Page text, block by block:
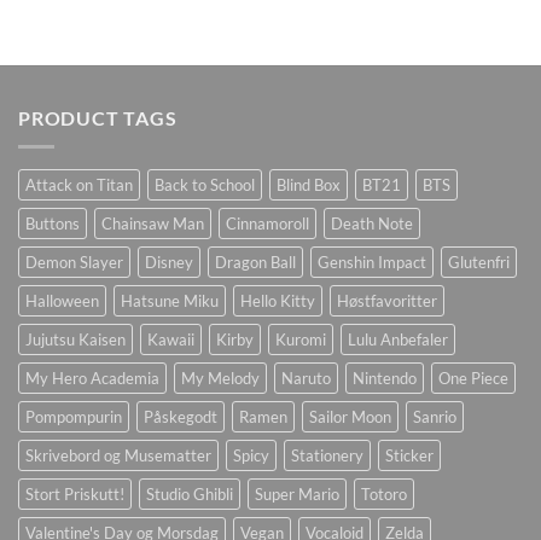
PRODUCT TAGS
Attack on Titan Back to School Blind Box BT21
BTS
Buttons
Chainsaw Man Cinnamoroll
Death Note
Demon Slayer
Disney Dragon Ball Genshin Impact
Glutenfri
Halloween
Hatsune Miku Hello Kitty
Høstfavoritter
Jujutsu Kaisen
Kawaii Kirby Kuromi
Lulu Anbefaler
My Hero Academia
My Melody Naruto Nintendo
One Piece
Pompompurin
Påskegodt Ramen Sailor Moon
Sanrio
Skrivebord og Musematter
Spicy Stationery
Sticker
Stort Priskutt!
Studio Ghibli Super Mario
Totoro
Valentine's Day og Morsdag
Vegan Vocaloid Zelda